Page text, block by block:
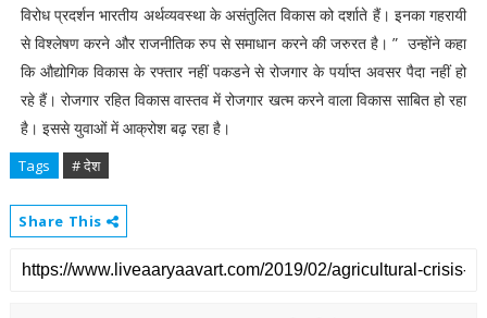
विरोध प्रदर्शन भारतीय अर्थव्यवस्था के असंतुलित विकास को दर्शाते हैं। इनका गहरायी
से विश्लेषण करने और राजनीतिक रुप से समाधान करने की जरुरत है। ” उन्होंने कहा
कि औद्योगिक विकास के रफ्तार नहीं पकडने से रोजगार के पर्याप्त अवसर पैदा नहीं हो
रहे हैं। रोजगार रहित विकास वास्तव में रोजगार खत्म करने वाला विकास साबित हो रहा
है। इससे युवाओं में आक्रोश बढ़ रहा है।
Tags # देश
Share This